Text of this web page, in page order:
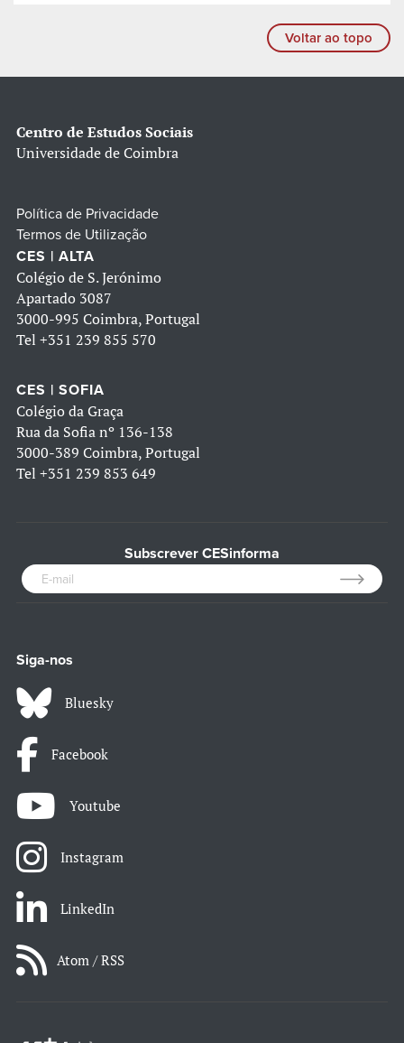
Voltar ao topo
Centro de Estudos Sociais
Universidade de Coimbra
Política de Privacidade
Termos de Utilização
CES | ALTA
Colégio de S. Jerónimo
Apartado 3087
3000-995 Coimbra, Portugal
Tel +351 239 855 570
CES | SOFIA
Colégio da Graça
Rua da Sofia nº 136-138
3000-389 Coimbra, Portugal
Tel +351 239 853 649
Subscrever CESinforma
Siga-nos
Bluesky
Facebook
Youtube
Instagram
LinkedIn
Atom / RSS